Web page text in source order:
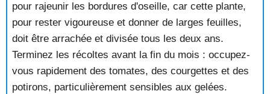
pour rajeunir les bordures d'oseille, car cette plante,
pour rester vigoureuse et donner de larges feuilles,
doit être arrachée et divisée tous les deux ans.
Terminez les récoltes avant la fin du mois : occupez-
vous rapidement des tomates, des courgettes et des
potirons, particulièrement sensibles aux gelées.